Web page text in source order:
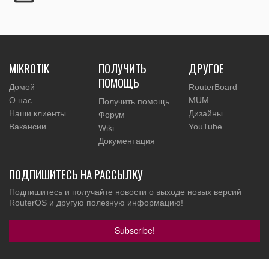
MIKROTIK
Домой
О нас
Наши клиенты
Вакансии
ПОЛУЧИТЬ
ПОМОЩЬ
Получить помощь
Форум
Wiki
Документация
ДРУГОЕ
RouterBoard
MUM
Дизайны
YouTube
ПОДПИШИТЕСЬ НА РАССЫЛКУ
Подпишитесь и получайте новости о выходе новых версий
RouterOS и другую полезную информацию!
Subscribe!